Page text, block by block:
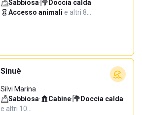
Sabbiosa· Doccia calda·
Accesso animali·e altri 8…
Sinuè
Silvi Marina
Sabbiosa· Cabine· Doccia calda·
e altri 10…